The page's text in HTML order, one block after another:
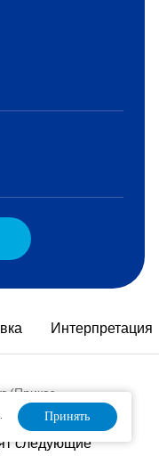
Интерпретация
(Приказ
следующие
Принять